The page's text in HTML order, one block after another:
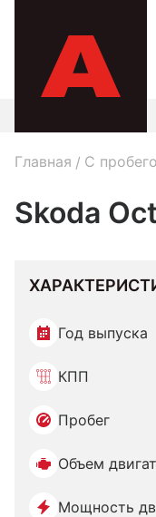
Главная C
Skoda
Год выпуска
КПП
Пробег
Объем
Мощность